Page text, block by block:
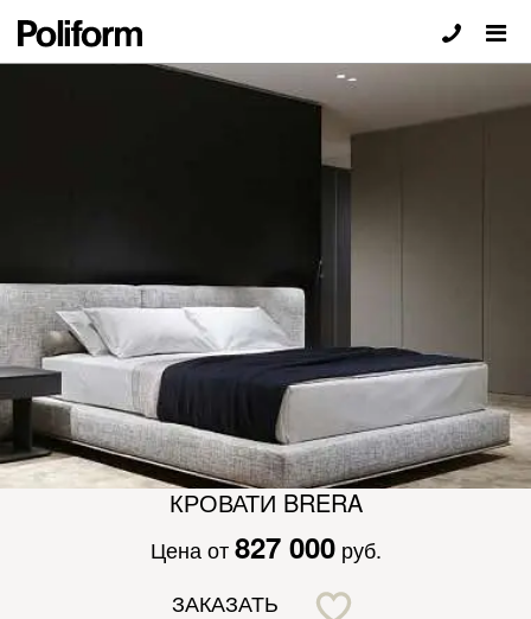
КРОВАТИ BRERA
Цена от 827 000 руб.
ЗАКАЗАТЬ